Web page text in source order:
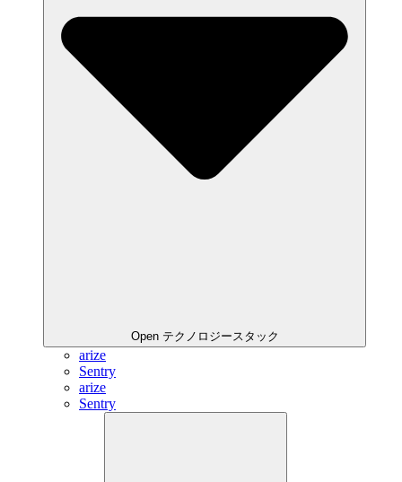
Open テクノロジースタック
arize
Sentry
arize
Sentry